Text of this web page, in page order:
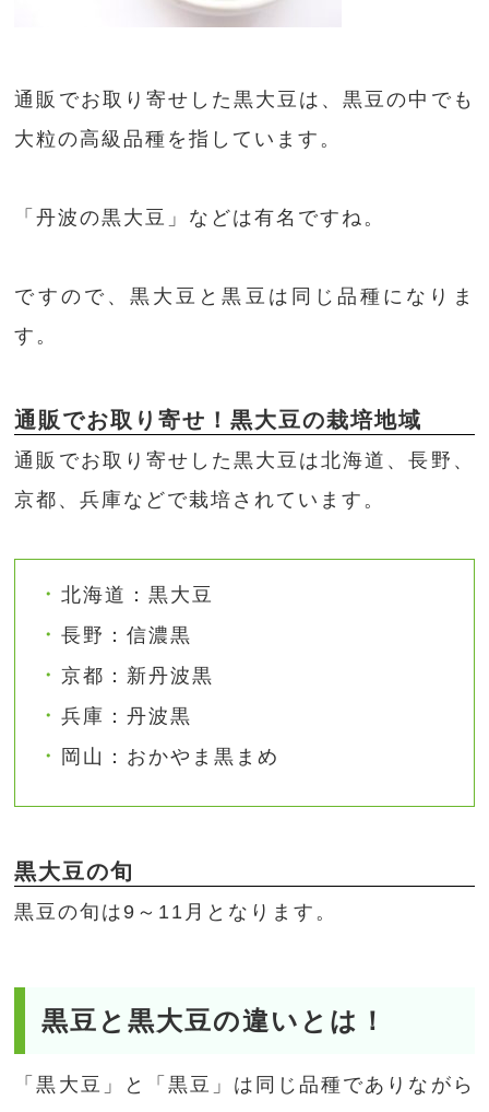
通販でお取り寄せした黒大豆は、黒豆の中でも
大粒の高級品種を指しています。
「丹波の黒大豆」などは有名ですね。
ですので、黒大豆と黒豆は同じ品種になりま
す。
通販でお取り寄せ！黒大豆の栽培地域
通販でお取り寄せした黒大豆は北海道、長野、
京都、兵庫などで栽培されています。
北海道：黒大豆
長野：信濃黒
京都：新丹波黒
兵庫：丹波黒
岡山：おかやま黒まめ
黒大豆の旬
黒豆の旬は9～11月となります。
黒豆と黒大豆の違いとは！
「黒大豆」と「黒豆」は同じ品種でありながら